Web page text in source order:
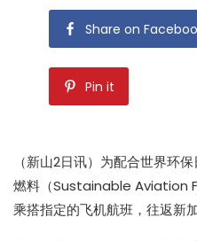
Share on
Pin it
（新山2日讯）为配合世界环
燃料（Sustainable Aviation
乘搭指定的飞机航班，往返新